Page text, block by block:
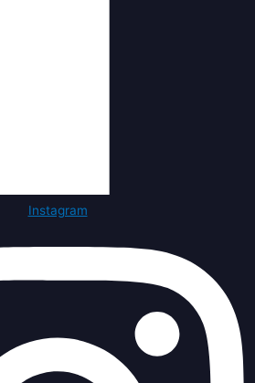
Instagram